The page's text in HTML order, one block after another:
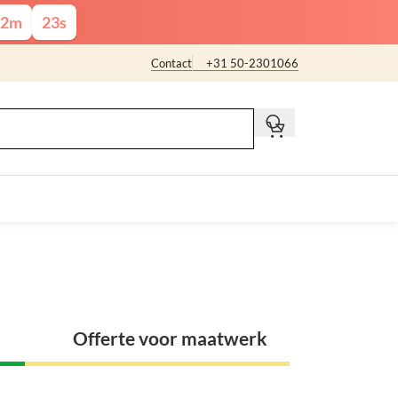
m 21s
Contact +31 50-2301066
Offerte voor maatwerk